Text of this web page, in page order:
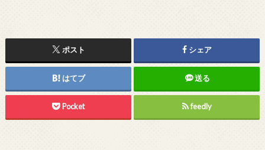
ポスト シェア
はてブ 送る
Pocket feedly